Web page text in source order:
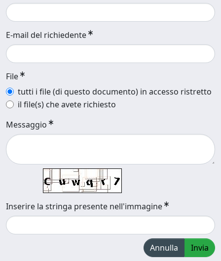
E-mail del richiedente
File
tutti i file (di questo documento) in accesso ristretto
il file(s) che avete richiesto
Messaggio
Inserire la stringa presente nell'immagine
Annulla Invia